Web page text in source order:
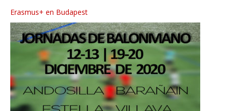
Erasmus+ en Budapest